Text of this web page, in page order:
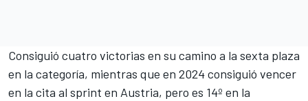
Consiguió cuatro victorias en su camino a la sexta plaza
en la categoría, mientras que en 2024 consiguió vencer
en la cita al sprint en Austria, pero es 14º en la